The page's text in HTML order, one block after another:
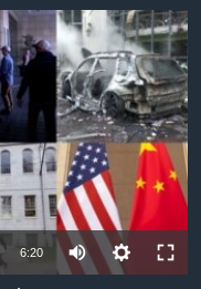
available
6:20